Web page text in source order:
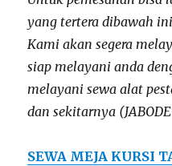
yang tertera dibawah
Kami akan segera
siap melayani anda
melayani sewa alat
dan sekitarnya
SEWA MEJA KURSI